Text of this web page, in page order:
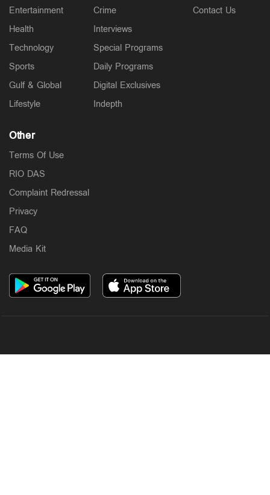
Entertainment
Health
Technology
Sports
Gulf & Global
Lifestyle
Crime
Interviews
Special Programs
Daily Programs
Digital Exclusives
Indepth
Contact Us
Other
Terms Of Use
RIO DAS
Complaint Redressal
Privacy
FAQ
Media Kit